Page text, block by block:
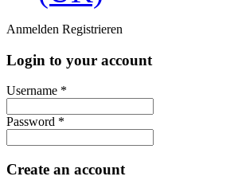
Anmelden Registrieren
Login to your account
Username *
Password *
Create an account